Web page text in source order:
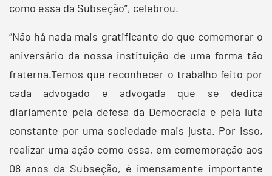
como essa da Subseção”, celebrou.
“Não há nada mais gratificante do que comemorar o
aniversário da nossa instituição de uma forma tão
fraterna.Temos que reconhecer o trabalho feito por
cada advogado e advogada que se dedica
diariamente pela defesa da Democracia e pela luta
constante por uma sociedade mais justa. Por isso,
realizar uma ação como essa, em comemoração aos
08 anos da Subseção, é imensamente importante